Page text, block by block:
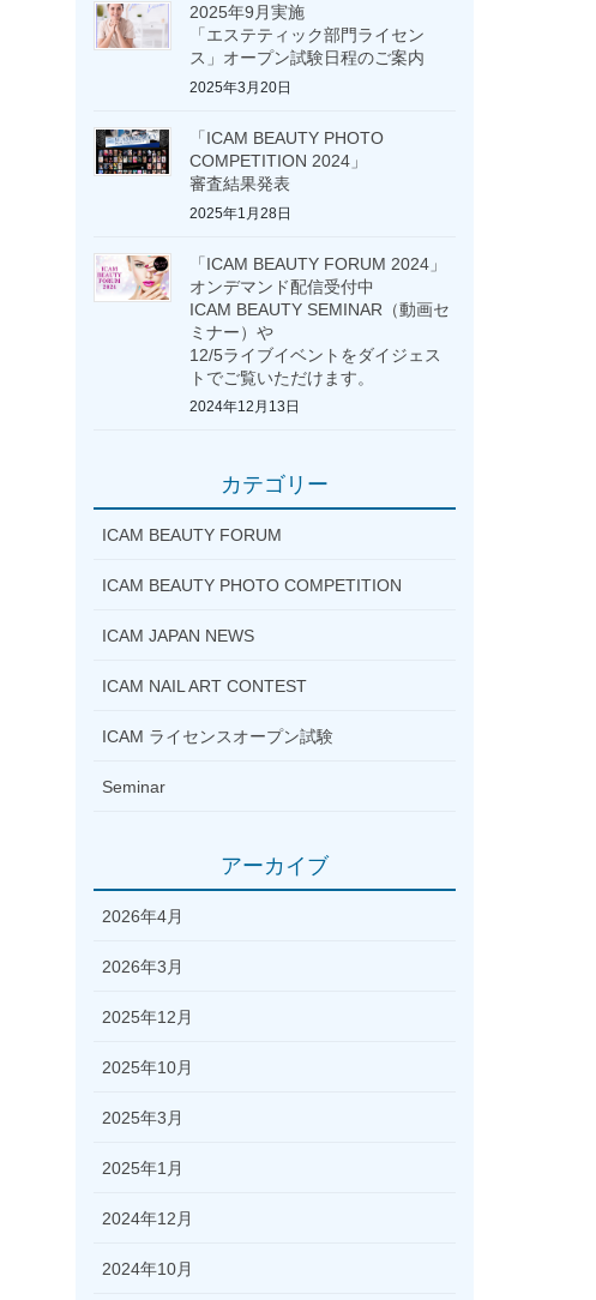
2025年9月実施
「エステティック部門ライセン
ス」オープン試験日程のご案内
2025年3月20日
「ICAM BEAUTY PHOTO
COMPETITION 2024」
審査結果発表
2025年1月28日
「ICAM BEAUTY FORUM 2024」
オンデマンド配信受付中
ICAM BEAUTY SEMINAR（動画セ
ミナー）や
12/5ライブイベントをダイジェス
トでご覧いただけます。
2024年12月13日
カテゴリー
ICAM BEAUTY FORUM
ICAM BEAUTY PHOTO COMPETITION
ICAM JAPAN NEWS
ICAM NAIL ART CONTEST
ICAM ライセンスオープン試験
Seminar
アーカイブ
2026年4月
2026年3月
2025年12月
2025年10月
2025年3月
2025年1月
2024年12月
2024年10月